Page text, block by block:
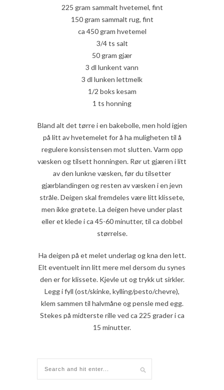
225 gram sammalt hvetemel, fint
150 gram sammalt rug, fint
ca 450 gram hvetemel
3/4 ts salt
50 gram gjær
3 dl lunkent vann
3 dl lunken lettmelk
1/2 boks kesam
1 ts honning
Bland alt det tørre i en bakebolle, men hold igjen
på litt av hvetemelet for å ha muligheten til å
regulere konsistensen mot slutten. Varm opp
væsken og tilsett honningen. Rør ut gjæren i litt
av den lunkne væsken, før du tilsetter
gjærblandingen og resten av væsken i en jevn
stråle. Deigen skal fremdeles være litt klissete,
men ikke grøtete. La deigen heve under plast
eller et klede i ca 45-60 minutter, til ca dobbel
størrelse.
Ha deigen på et melet underlag og kna den lett.
Elt eventuelt inn litt mere mel dersom du synes
den er for klissete. Kjevle ut og trykk ut sirkler.
Legg i fyll (ost/skinke, kylling/pesto/chevre),
klem sammen til halvmåne og pensle med egg.
Stekes på midterste rille ved ca 225 grader i ca
15 minutter.